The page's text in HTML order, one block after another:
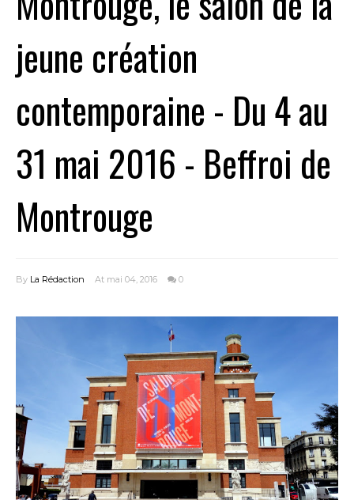
jeune création
contemporaine - Du 4 au
31 mai 2016 - Beffroi de
Montrouge
By La Rédaction At mai 04, 2016 0